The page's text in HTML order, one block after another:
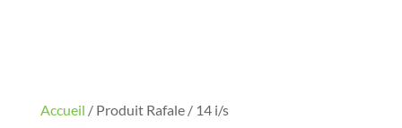
Accueil / Produit Rafale / 14 i/s